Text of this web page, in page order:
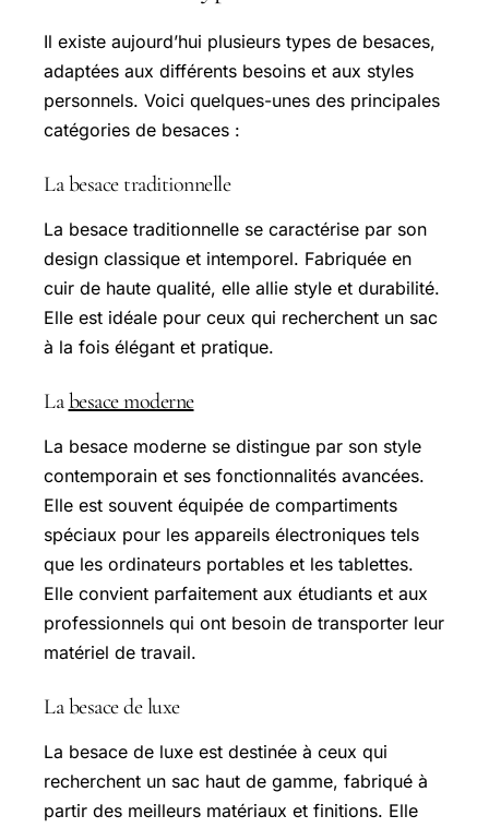
Il existe aujourd’hui plusieurs types de besaces,
adaptées aux différents besoins et aux styles
personnels. Voici quelques-unes des principales
catégories de besaces :
La besace traditionnelle
La besace traditionnelle se caractérise par son
design classique et intemporel. Fabriquée en
cuir de haute qualité, elle allie style et durabilité.
Elle est idéale pour ceux qui recherchent un sac
à la fois élégant et pratique.
Labesace moderne
La besace moderne se distingue par son style
contemporain et ses fonctionnalités avancées.
Elle est souvent équipée de compartiments
spéciaux pour les appareils électroniques tels
que les ordinateurs portables et les tablettes.
Elle convient parfaitement aux étudiants et aux
professionnels qui ont besoin de transporter leur
matériel de travail.
La besace de luxe
La besace de luxe est destinée à ceux qui
recherchent un sac haut de gamme, fabriqué à
partir des meilleurs matériaux et finitions. Elle